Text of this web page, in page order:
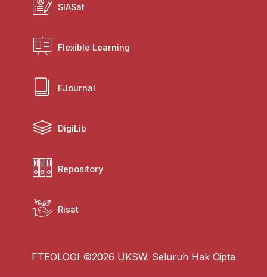
SIASat
Flexible Learning
EJournal
DigiLib
Repository
Risat
FTEOLOGI ©2026 UKSW. Seluruh Hak Cipta